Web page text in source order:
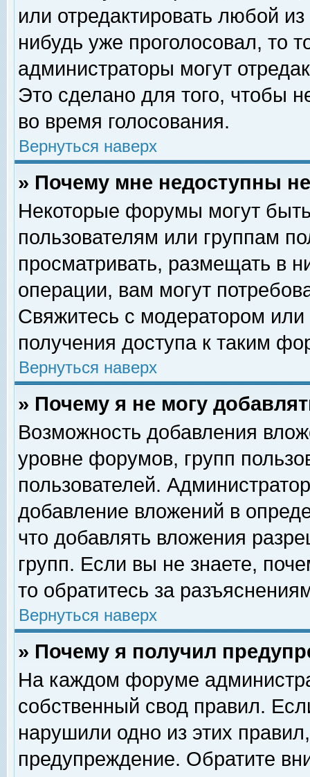
или отредактировать любой
нибудь уже проголосовал, то
администраторы могут
Это сделано для того, чтобы
во время голосования.
Вернуться наверх
» Почему мне недоступны
Некоторые форумы могут
пользователям или группам
просматривать, размещать в
операции, вам могут
Свяжитесь с модератором
получения доступа к таким
Вернуться наверх
» Почему я не могу
Возможность добавления
уровне форумов, групп
пользователей.
добавление вложений в
что добавлять вложения
групп. Если вы не знаете,
то обратитесь за
Вернуться наверх
» Почему я получил
На каждом форуме
собственный свод правил.
нарушили одно из этих
предупреждение. Обратите